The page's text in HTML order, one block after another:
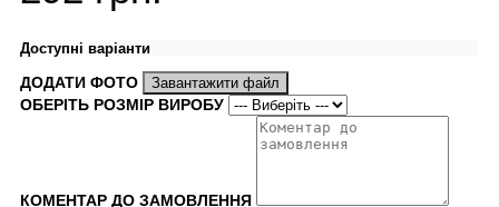
Доступні варіанти
ДОДАТИ ФОТО Завантажити файл
ОБЕРІТЬ РОЗМІР ВИРОБУ
КОМЕНТАР ДО ЗАМОВЛЕННЯ